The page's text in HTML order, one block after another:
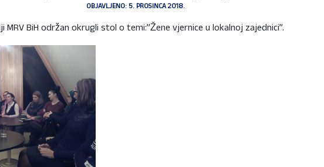
OBJAVLJENO: 5. PROSINCA 2018.
MRV BiH održan okrugli stol o temi:”Žene vjernice u lokalnoj zajednici”.